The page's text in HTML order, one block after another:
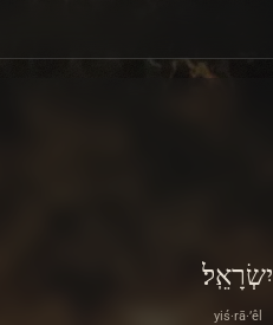
יִשְׂרָאֵֽל׃
yiś·rā·’êl